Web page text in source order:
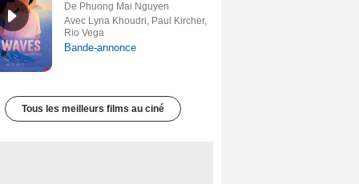
De Phuong Mai Nguyen
Avec Lyna Khoudri, Paul Kircher,
Rio Vega
Bande-annonce
Tous les meilleurs films au ciné